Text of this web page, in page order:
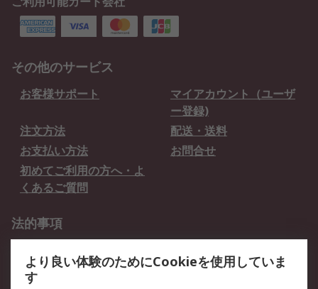
その他のサービス
お客様サポート
マイアカウント（ユーザ
ー登録)
注文方法
配送・送料
お支払い方法
お問合せ
初めてご利用の方へ・よ
くあるご質問
法的事項
クッキーポリシー
より良い体験のためにCookieを使用していま
す